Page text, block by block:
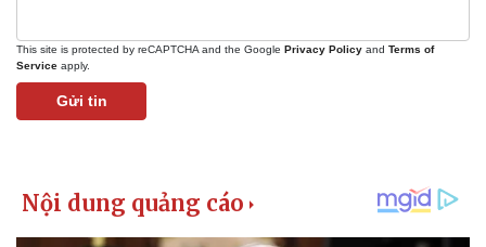
This site is protected by reCAPTCHA and the Google Privacy Policy and Terms of
Service apply.
Gửi tin